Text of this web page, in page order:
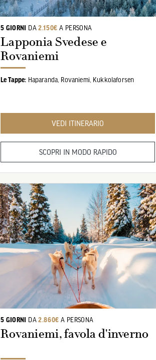
5 GIORNI DA2.150€ A PERSONA
Lapponia Svedese e
Rovaniemi
Le Tappe: Haparanda, Rovaniemi, Kukkolaforsen
VEDI ITINERARIO
SCOPRI IN MODO RAPIDO
5 GIORNI DA2.860€ A PERSONA
Rovaniemi, favola d'inverno